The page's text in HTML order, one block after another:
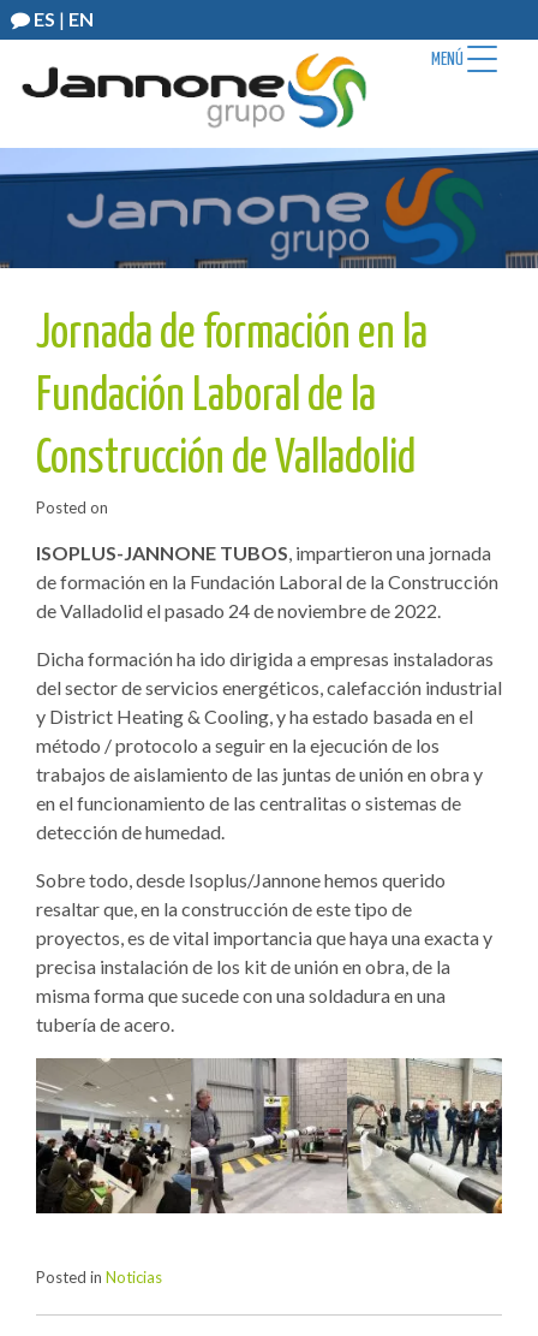
ES | EN
Jornada de formación en la
Fundación Laboral de la
Construcción de Valladolid
Posted on
ISOPLUS-JANNONE TUBOS, impartieron una jornada
de formación en la Fundación Laboral de la Construcción
de Valladolid el pasado 24 de noviembre de 2022.
Dicha formación ha ido dirigida a empresas instaladoras
del sector de servicios energéticos, calefacción industrial
y District Heating & Cooling, y ha estado basada en el
método / protocolo a seguir en la ejecución de los
trabajos de aislamiento de las juntas de unión en obra y
en el funcionamiento de las centralitas o sistemas de
detección de humedad.
Sobre todo, desde Isoplus/Jannone hemos querido
resaltar que, en la construcción de este tipo de
proyectos, es de vital importancia que haya una exacta y
precisa instalación de los kit de unión en obra, de la
misma forma que sucede con una soldadura en una
tubería de acero.
Posted in Noticias
MENÚ